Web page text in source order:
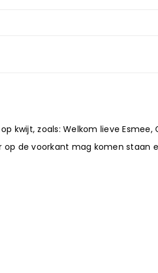
kwijt, zoals: Welkom lieve Esmee,
de voorkant mag komen staan